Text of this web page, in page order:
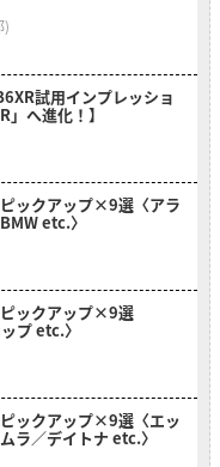
)
試用インプレッショ
へ進化！】
ックアップ×9選〈アラ
etc.〉
ックアップ×9選
プ etc.〉
ックアップ×9選〈エッ
ラ／デイトナ etc.〉